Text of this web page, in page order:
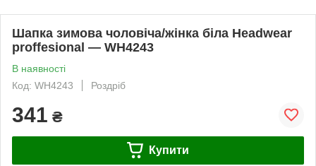
Шапка зимова чоловіча/жінка біла Headwear
proffesional — WH4243
В наявності
Код: WH4243
Роздріб
341 ₴
Купити